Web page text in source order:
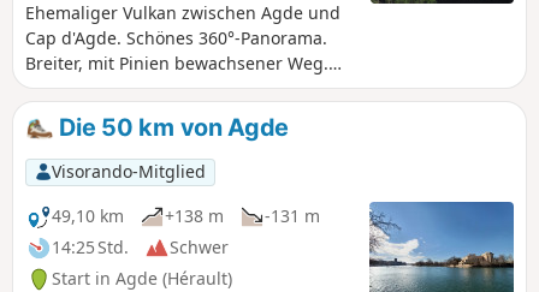
Ehemaliger Vulkan zwischen Agde und
Cap d'Agde. Schönes 360°-Panorama.
Breiter, mit Pinien bewachsener Weg.
Diese Wanderung kann je nach
Brandgefahr gesperrt werden. Schauen
Sie bitte auf der Karte nach.
Die 50 km von Agde
Visorando-Mitglied
49,10 km
+138 m
-131 m
14:25 Std.
Schwer
Start in Agde (Hérault)